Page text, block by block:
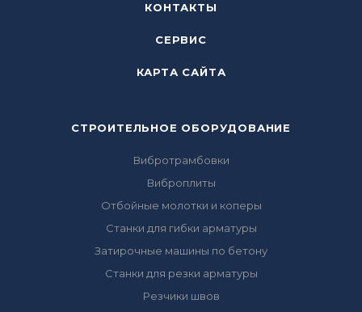
КОНТАКТЫ
СЕРВИС
КАРТА САЙТА
СТРОИТЕЛЬНОЕ ОБОРУДОВАНИЕ
Вибротрамбовки
Виброплиты
Отбойные молотки и коперы
Станки для гибки арматуры
Затирочные машины по бетону
Станки для резки арматуры
Резчики швов